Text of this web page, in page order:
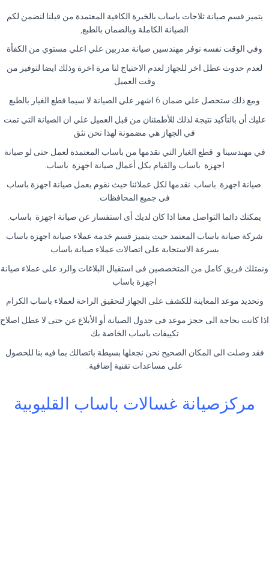
يتميز قسم صيانة ثلاجات باساب بالخبرة الكافية المعتمدة من قبلنا لنضمن لكم
الصيانة الكاملة وبالضمان بالطبع,
وفي الوقت نفسه نوفر مهندسين صيانة مدربين علي اعلي مستوي من الكفأة
لعدم حدوث عطل اخر للجهاز لعدم الاحتياج لنا مرة اخرة وذلك ايضا لتوفير من
وقت العميل
ومع ذلك ستحصل علي ضمان 6 اشهر علي الصيانة لا سيما قطع الغيار بالطبع
عليك أن بالتأكيد نتيجة لذلك للأطمئنان من قبل العميل علي ان الصيانة التي تمت
في الجهاز هي مضمونة لهذا نحن نثق
في مهندسينا و قطع الغيار التي نقدمها من باساب المعتمدة لعمل حتى لو صيانة
اجهزة باساب والقيام بكل أعمال صيانة اجهزة باساب.
صيانة اجهزة باساب نقدمها لكل عملائنا حيث نقوم بعمل صيانة اجهزة باساب
فى جميع المحافظات.
يمكنك دائما التواصل معنا اذا كان لديك أى استفسار عن صيانة اجهزة باساب.
شركة صيانة باساب المعتمد حيث يتميز قسم خدمة عملاء صيانة اجهزة باساب
بسرعة الاستجابة على اتصالات عملاء صيانة باساب
ونمتلك فريق كامل من المتخصصين فى استقبال البلاغات والرد على عملاء صيانة
اجهزة باساب
وتحديد موعد المعاينة للكشف على الجهاز لتحقيق الراحة لعملاء باساب الكرام
اذا كانت بحاجة الى حجز موعد فى جدول الصيانة أو الأبلاغ عن حتى لا عطل اصلاح
تكييفات باساب الخاصة بك
فقد وصلت الى المكان الصحيح نحن نجعلها بسيطة باتصالك بما فيه بنا للحصول
على مساعدات تقنية إضافية.
مركزصيانة غسالات باساب القليوبية